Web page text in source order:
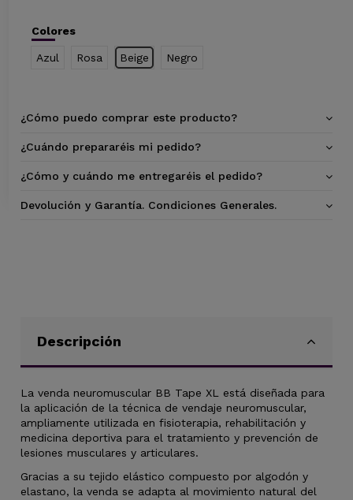
Colores
Azul Rosa Beige Negro
¿Cómo puedo comprar este producto?
¿Cuándo prepararéis mi pedido?
¿Cómo y cuándo me entregaréis el pedido?
Devolución y Garantía. Condiciones Generales.
Descripción
La venda neuromuscular BB Tape XL está diseñada para
la aplicación de la técnica de vendaje neuromuscular,
ampliamente utilizada en fisioterapia, rehabilitación y
medicina deportiva para el tratamiento y prevención de
lesiones musculares y articulares.
Gracias a su tejido elástico compuesto por algodón y
elastano, la venda se adapta al movimiento natural del